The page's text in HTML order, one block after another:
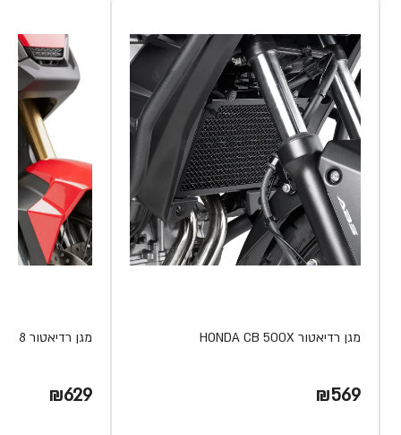
מגן רדיאטור HONDA CB 500X
₪569
מגן רדיאטור HONDA CB1000R 18
₪629